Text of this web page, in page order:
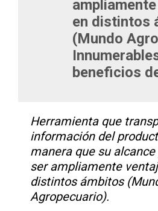
en distintos
(Mundo
beneficios
Herramienta que
información del
manera que su
ser ampliamente
distintos ámbitos
Agropecuario).